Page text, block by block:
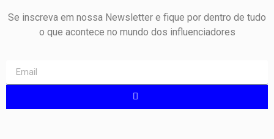
Se inscreva em nossa Newsletter e fique por dentro de tudo
o que acontece no mundo dos influenciadores